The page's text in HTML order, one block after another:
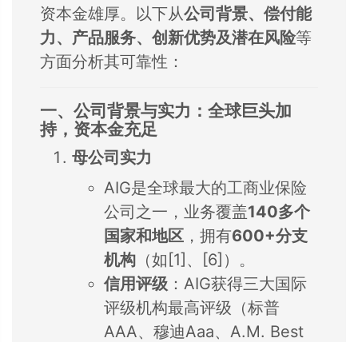
资本金雄厚。以下从公司背景、偿付能
力、产品服务、创新优势及潜在风险等
方面分析其可靠性：
一、公司背景与实力：全球巨头加
持，资本金充足
母公司实力
AIG是全球最大的工商业保险
公司之一，业务覆盖140多个
国家和地区 ，拥有600+分支
机构 （如[1]、[6]）。
信用评级 ：AIG获得三大国际
评级机构最高评级（标普
AAA、穆迪Aaa、A.M. Best